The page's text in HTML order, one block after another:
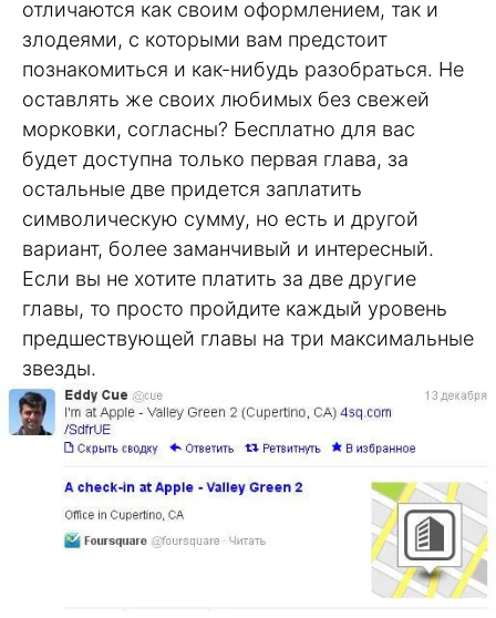
отличаются как своим оформлением, так и
злодеями, с которыми вам предстоит
познакомиться и как-нибудь разобраться. Не
оставлять же своих любимых без свежей
морковки, согласны? Бесплатно для вас
будет доступна только первая глава, за
остальные две придется заплатить
символическую сумму, но есть и другой
вариант, более заманчивый и интересный.
Если вы не хотите платить за две другие
главы, то просто пройдите каждый уровень
предшествующей главы на три максимальные
звезды.